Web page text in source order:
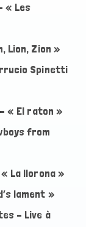
« Les
Lion, Zion »
Spinetti
« El raton »
from
« La llorona »
lament »
– Live à